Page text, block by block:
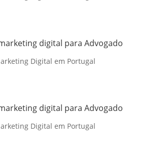
digital para Advogado
Digital em Portugal
digital para Advogado
Digital em Portugal